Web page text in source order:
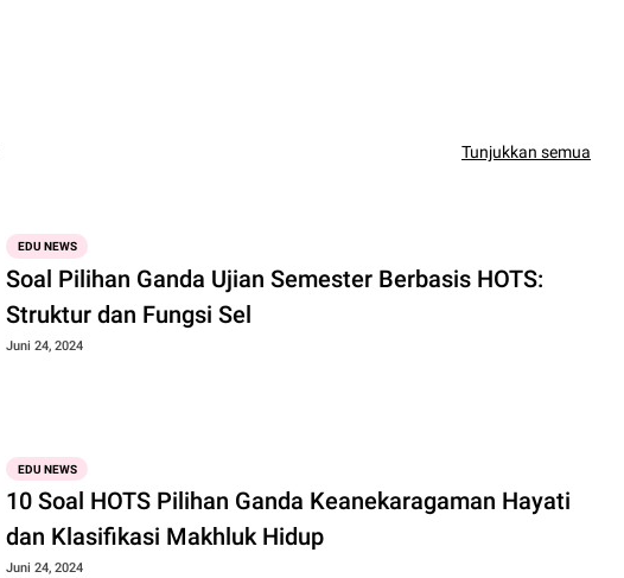
Tunjukkan semua
EDU NEWS
Soal Pilihan Ganda Ujian Semester Berbasis HOTS:
Struktur dan Fungsi Sel
Juni 24, 2024
EDU NEWS
10 Soal HOTS Pilihan Ganda Keanekaragaman Hayati
dan Klasifikasi Makhluk Hidup
Juni 24, 2024